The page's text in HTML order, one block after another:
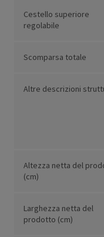
Cestello superiore
regolabile
Scomparsa totale
Altre descrizioni
Altezza netta del
(cm)
Larghezza netta del
prodotto (cm)